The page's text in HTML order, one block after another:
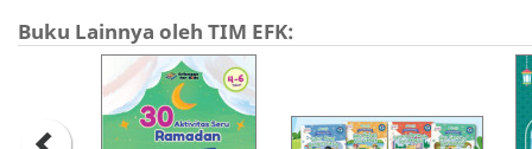
Buku Lainnya oleh TIM EFK: